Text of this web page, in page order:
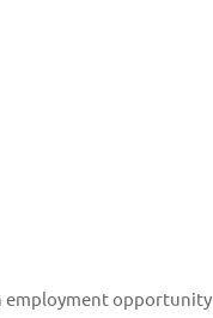
employment opportunity